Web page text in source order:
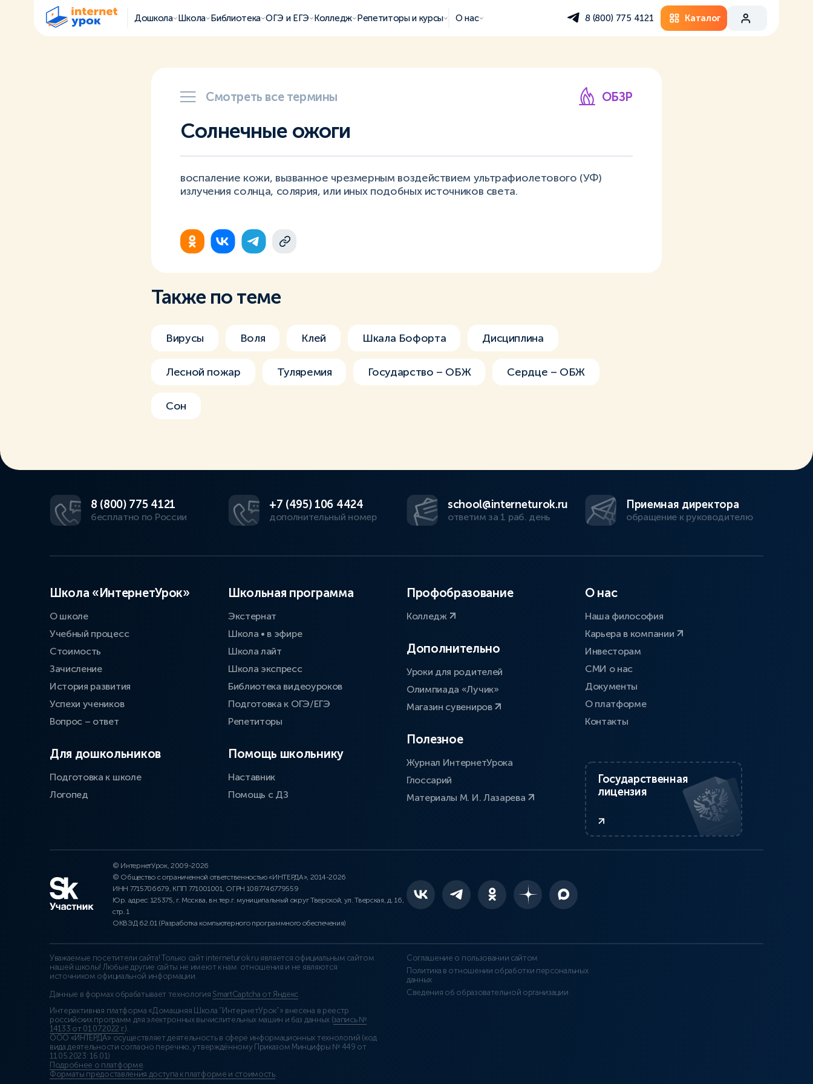
Дошкола Школа Библиотека ОГЭ и ЕГЭ Колледж Репетиторы и курсы О нас 8 (800) 775 4121 Каталог
Смотреть все термины ОБЗР
Солнечные ожоги
воспаление кожи, вызванное чрезмерным воздействием ультрафиолетового (УФ)
излучения солнца, солярия, или иных подобных источников света.
Также по теме
Вирусы Воля Клей Шкала Бофорта Дисциплина
Лесной пожар Туляремия Государство – ОБЖ Сердце – ОБЖ
Сон
8 (800) 775 4121
бесплатно по России
+7 (495) 106 4424
дополнительный номер
school@interneturok.ru
ответим за 1 раб. день
Приемная директора
обращение к руководителю
Школа «ИнтернетУрок»
О школе
Учебный процесс
Стоимость
Зачисление
История развития
Успехи учеников
Вопрос – ответ
Для дошкольников
Подготовка к школе
Логопед
Школьная программа
Экстернат
Школа • в эфире
Школа лайт
Школа экспресс
Библиотека видеоуроков
Подготовка к ОГЭ/ЕГЭ
Репетиторы
Помощь школьнику
Наставник
Помощь с ДЗ
Профобразование
Колледж
Дополнительно
Уроки для родителей
Олимпиада «Лучик»
Магазин сувениров
Полезное
Журнал ИнтернетУрока
Глоссарий
Материалы М. И. Лазарева
О нас
Наша философия
Карьера в компании
Инвесторам
СМИ о нас
Документы
О платформе
Контакты
Государственная
лицензия
© ИнтернетУрок, 2009-2026
© Общество с ограниченной ответственностью «ИНТЕРДА», 2014-2026
ИНН 7715706679, КПП 771001001, ОГРН 1087746779559
Юр. адрес: 125375, г. Москва, вн.тер.г. муниципальный округ Тверской, ул. Тверская, д. 16,
стр. 1
ОКВЭД 62.01 (Разработка компьютерного программного обеспечения)
Уважаемые посетители сайта! Только сайт interneturok.ru является официальным сайтом
нашей школы! Любые другие сайты не имеют к нам отношения и не являются
источником официальной информации.
Данные в формах обрабатывает технология SmartCaptcha от Яндекс
Интерактивная платформа «Домашняя Школа “ИнтернетУрок”» внесена в реестр
российских программ для электронных вычислительных машин и баз данных (запись №
14133 от 01.07.2022 г.).
ООО «ИНТЕРДА» осуществляет деятельность в сфере информационных технологий (код
вида деятельности согласно перечню, утверждённому Приказом Минцифры № 449 от
11.05.2023: 16.01)
Подробнее о платформе.
Форматы предоставления доступа к платформе и стоимость.
Соглашение о пользовании сайтом
Политика в отношении обработки персональных
данных
Сведения об образовательной организации